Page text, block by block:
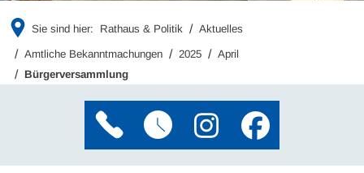
Sie sind hier: Rathaus & Politik Aktuelles
Amtliche Bekanntmachungen 2025
April
Bürgerversammlung